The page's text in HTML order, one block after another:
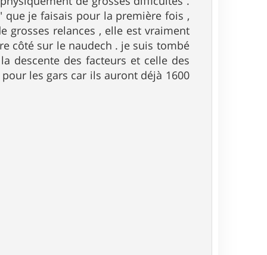
je faisais pour la première fois ,
grosses relances , elle est vraiment
côté sur le naudech . je suis tombé
descente des facteurs et celle des
les gars car ils auront déjà 1600